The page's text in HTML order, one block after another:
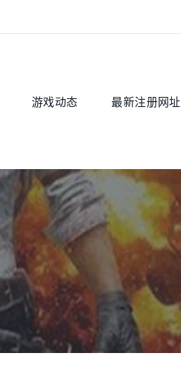
游戏动态 最新注册网址